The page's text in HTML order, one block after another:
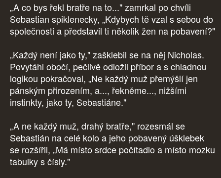
„A co bys řekl bratře na to..." zamrkal po chvíli
Sebastian spiklenecky, „Kdybych tě vzal s sebou do
společnosti a představil ti několik žen na pobavení?"
„Každý není jako ty," zašklebil se na něj Nicholas.
Povytáhl obočí, pečlivě odložil příbor a s chladnou
logikou pokračoval, „Ne každý muž přemýšlí jen
pánským přirozením, a..., řekněme..., nižšími
instinkty, jako ty, Sebastiáne."
„A ne každý muž, drahý bratře," rozesmál se
Sebastián na celé kolo a jeho pobavený úšklebek
se rozšířil, „Má místo srdce počítadlo a místo mozku
tabulky s čísly."